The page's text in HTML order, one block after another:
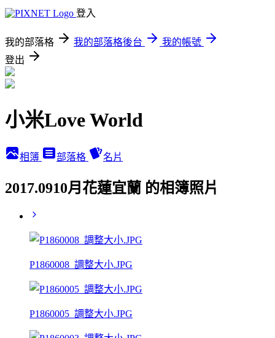
登入
我的部落格 我的部落格後台
我的帳號
登出
小米Love World
相簿 部落格 名片
2017.0910月花蓮宜蘭 的相簿照片
P1860008_調整大小.JPG
P1860005_調整大小.JPG